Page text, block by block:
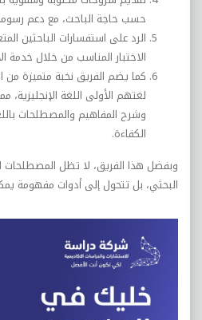
حسب حاجة الباحث، مع دعم
الرد على استفسارات الباحثين
الاختبار المناسب من خلال خدمة
كما يضم الفريق نخبة متميزة من
لغتهم الأولى اللغة الإنجليزية،
وشرح المفاهيم والمصطلحات
الكفاءة.
وبفضل هذا الفريق، لا تظل المصطلحات
البحثي، بل تتحول إلى أدوات مفهومة